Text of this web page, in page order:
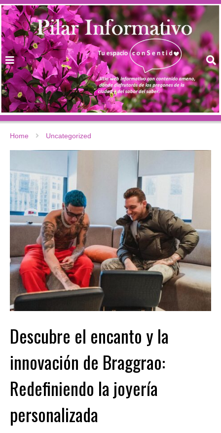
Home Uncategorized
Descubre el encanto y la
innovación de Braggrao:
Redefiniendo la joyería
personalizada